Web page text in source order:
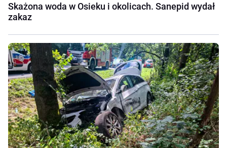
Skażona woda w Osieku i okolicach. Sanepid wydał
zakaz